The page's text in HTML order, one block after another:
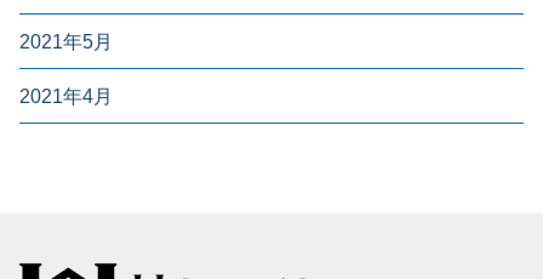
2021年5月
2021年4月